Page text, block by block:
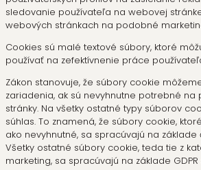
sledovanie používateľa na webovej
webových stránkach na podobné
Cookies sú malé textové súbory, ktoré
používať na zefektívnenie práce
Zákon stanovuje, že súbory cookie
zariadenia, ak sú nevyhnutne potrebné na
stránky. Na všetky ostatné typy súborov
súhlas. To znamená, že súbory cookie,
ako nevyhnutné, sa spracúvajú na základe
Všetky ostatné súbory cookie, teda tie z
marketing, sa spracúvajú na základe GDPR